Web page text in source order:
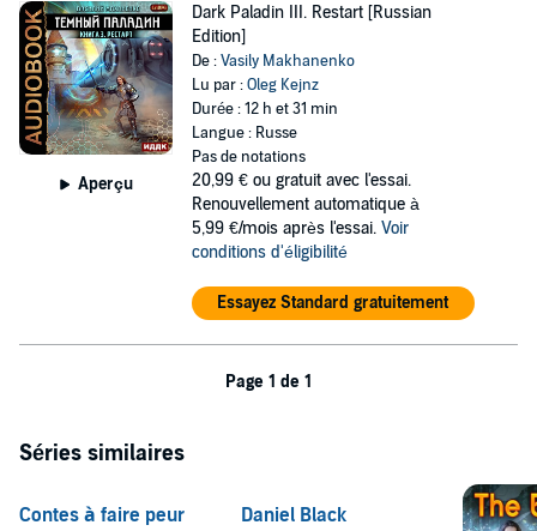
Aperçu
Dark Paladin III. Restart [Russian
Edition]
De :Vasily Makhanenko
Lu par :Oleg Kejnz
Durée : 12 h et 31 min
Langue : Russe
Pas de notations
20,99 € ou gratuit avec l'essai.
Renouvellement automatique à
5,99 €/mois après l'essai. Voir
conditions d'éligibilité
Essayez Standard gratuitement
Page 1 de 1
Séries similaires
Contes à faire peur
Daniel Black